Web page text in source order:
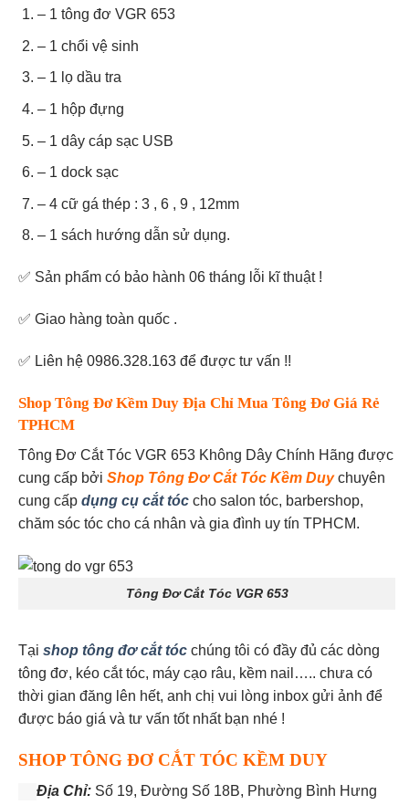
– 1 tông đơ VGR 653
– 1 chổi vệ sinh
– 1 lọ dầu tra
– 1 hộp đựng
– 1 dây cáp sạc USB
– 1 dock sạc
– 4 cữ gá thép : 3 , 6 , 9 , 12mm
– 1 sách hướng dẫn sử dụng.
✅ Sản phẩm có bảo hành 06 tháng lỗi kĩ thuật !
✅ Giao hàng toàn quốc .
✅ Liên hệ 0986.328.163 để được tư vấn !!
Shop Tông Đơ Kềm Duy Địa Chỉ Mua Tông Đơ Giá Rẻ
TPHCM
Tông Đơ Cắt Tóc VGR 653 Không Dây Chính Hãng được
cung cấp bởi Shop Tông Đơ Cắt Tóc Kềm Duychuyên
cung cấp dụng cụ cắt tóc cho salon tóc, barbershop,
chăm sóc tóc cho cá nhân và gia đình uy tín TPHCM.
Tông Đơ Cắt Tóc VGR 653
Tại shop tông đơ cắt tóc chúng tôi có đầy đủ các dòng
tông đơ, kéo cắt tóc, máy cạo râu, kềm nail….. chưa có
thời gian đăng lên hết, anh chị vui lòng inbox gửi ảnh để
được báo giá và tư vấn tốt nhất bạn nhé !
SHOP TÔNG ĐƠ CẮT TÓC KỀM DUY
Địa Chỉ: Số 19, Đường Số 18B, Phường Bình Hưng